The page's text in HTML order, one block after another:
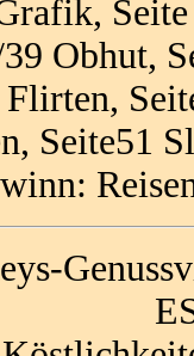
Obhut,
Seite51